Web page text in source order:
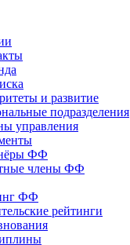
и развитие
подразделения
управления
ФФ
члены ФФ
ФФ
рейтинги